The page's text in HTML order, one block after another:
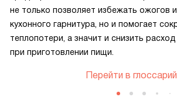
не только позволяет избежать ожогов
кухонного гарнитура, но и помогает
теплопотери, а значит и снизить
при приготовлении пищи.
Перейти в глоссарий